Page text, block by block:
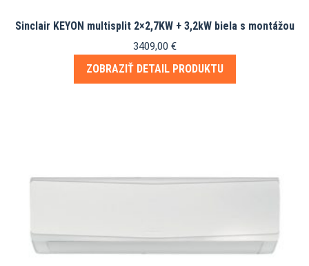
Sinclair KEYON multisplit 2×2,7KW + 3,2kW biela s montážou
3409,00 €
ZOBRAZIŤ DETAIL PRODUKTU